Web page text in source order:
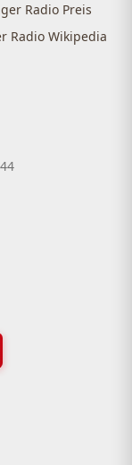
Radio Preis
Radio Wikipedia